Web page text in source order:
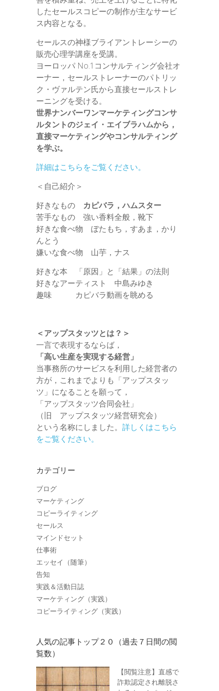
したセールスコピーの制作が主なサービ
ス内容となる。
セールスの神様ブライアントレーシーの
販売心理学講座を受講。
ヨーロッパ No.1コンサルティング会社オ
ーナー，セールストレーナーのパトリッ
ク・ヴァルテン氏から直接セールストレ
ーニングを受ける。
世界ナンバーワンマーケティングコンサ
ルタントのジェイ・エイブラハムから，
直接マーケティングやコンサルティング
を学ぶ。
詳細はこちらをご覧ください。
＜自己紹介＞
好きなもの カピバラ，ハムスター
苦手なもの 強い香料全般，靴下
好きな食べ物 ぼたもち，すあま，かり
んとう
嫌いな食べ物 山芋，ナス
好きな本 「原因」と「結果」の法則
好きなアーティスト 中島みゆき
趣味 カピバラ動画を眺める
＜アップスタッツとは？＞
一言で表現するならば，
「高い生産を実現する経営」
当事務所のサービスを利用した経営者の
方が，これまでよりも「アップスタッ
ツ」になることを願って，
「アップスタッツ合同会社」
（旧 アップスタッツ経営研究会）
という名称にしました。 詳しくはこちら
をご覧ください。
カテゴリー
ブログ
マーケティング
コピーライティング
セールス
マインドセット
仕事術
エッセイ（随筆）
告知
実践＆活動日誌
マーケティング（実践）
コピーライティング（実践）
人気の記事トップ２０（過去７日間の閲
覧数）
【閲覧注意】直感で
詐欺認定され離脱さ